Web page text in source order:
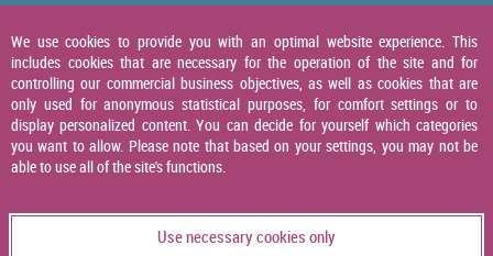
We use cookies to provide you with an optimal website experience. This
includes cookies that are necessary for the operation of the site and for
controlling our commercial business objectives, as well as cookies that are
only used for anonymous statistical purposes, for comfort settings or to
display personalized content. You can decide for yourself which categories
you want to allow. Please note that based on your settings, you may not be
able to use all of the site's functions.
Use necessary cookies only